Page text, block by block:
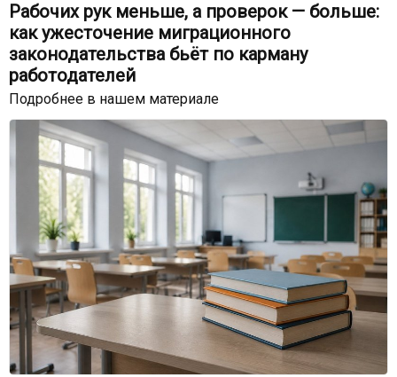
Рабочих рук меньше, а проверок — больше:
как ужесточение миграционного
законодательства бьёт по карману
работодателей
Подробнее в нашем материале